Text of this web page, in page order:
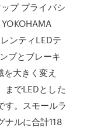
プ プライバシ
ンティLEDテ
プとブレーキ
大きく変え
までLEDとした
す。スモールラ
ナルに合計118